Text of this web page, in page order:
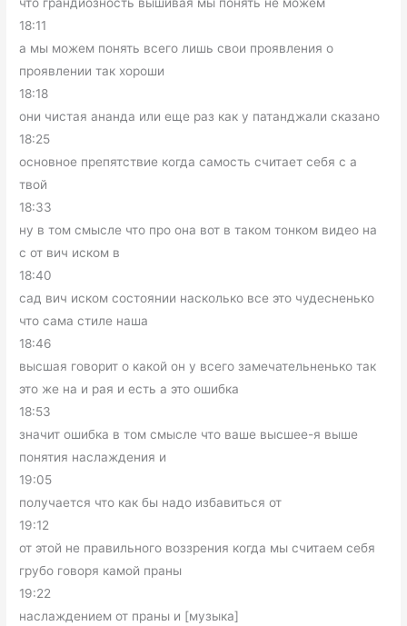
18:11
а мы можем понять всего лишь свои проявления о
проявлении так хороши
18:18
они чистая ананда или еще раз как у патанджали сказано
18:25
основное препятствие когда самость считает себя с а
твой
18:33
ну в том смысле что про она вот в таком тонком видео на
с от вич иском в
18:40
сад вич иском состоянии насколько все это чудесненько
что сама стиле наша
18:46
высшая говорит о какой он у всего замечательненько так
это же на и рая и есть а это ошибка
18:53
значит ошибка в том смысле что ваше высшее-я выше
понятия наслаждения и
19:05
получается что как бы надо избавиться от
19:12
от этой не правильного воззрения когда мы считаем себя
грубо говоря камой праны
19:22
наслаждением от праны и [музыка]